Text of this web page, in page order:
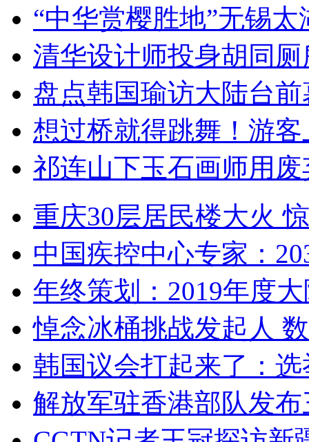
“中华赏樱胜地”无锡
清华设计师投身胡同
盘点韩国瑜访大陆台
想过桥就得跳舞！游客
祁连山下玉石画师用
重庆30层居民楼大火
中国疾控中心专家：
年终策划：2019年度
悼念冰桶挑战发起人
韩国议会打起来了：
解放军驻香港部队发